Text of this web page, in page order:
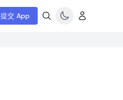
提交 App